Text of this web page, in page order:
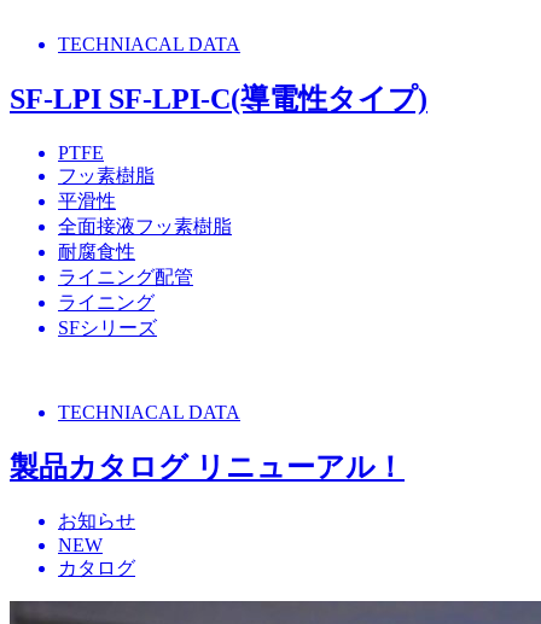
TECHNIACAL DATA
SF-LPI SF-LPI-C(導電性タイプ)
PTFE
フッ素樹脂
平滑性
全面接液フッ素樹脂
耐腐食性
ライニング配管
ライニング
SFシリーズ
TECHNIACAL DATA
製品カタログ リニューアル！
お知らせ
NEW
カタログ